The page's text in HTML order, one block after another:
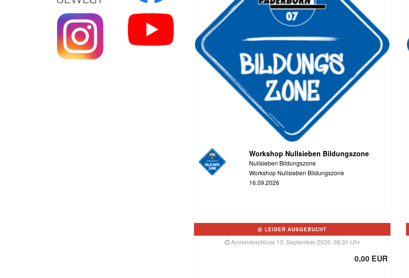
Workshop Nullsieben Bildungszone
Nullsieben Bildungszone
Workshop Nullsieben Bildungszone
16.09.2026
LEIDER AUSGEBUCHT
Anmeldeschluss 13. September 2026, 08:30 Uhr
0,00 EUR